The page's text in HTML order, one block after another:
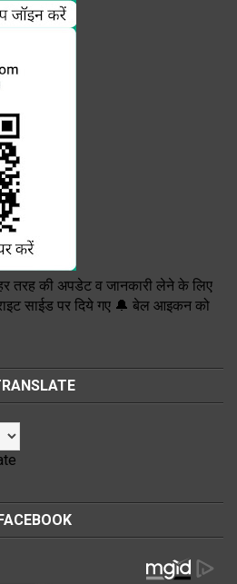
तरह की अपडेट व जानकारी लेने के लिए
साईड पर दिये गए 🔔 बेल आइकन को